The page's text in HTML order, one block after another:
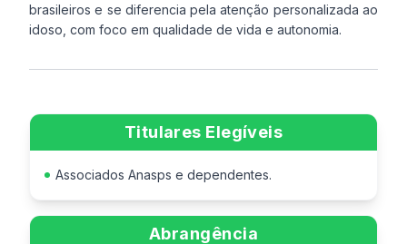
brasileiros e se diferencia pela atenção personalizada ao
idoso, com foco em qualidade de vida e autonomia.
Titulares Elegíveis
Associados Anasps e dependentes.
Abrangência